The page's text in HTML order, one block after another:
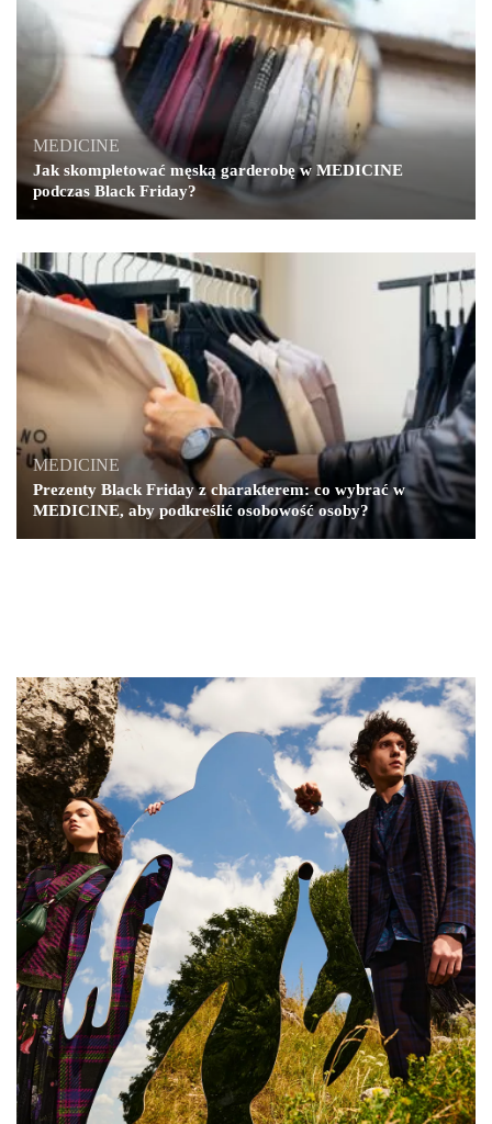
MEDICINE
Jak skompletować męską garderobę w MEDICINE
podczas Black Friday?
MEDICINE
Prezenty Black Friday z charakterem: co wybrać w
MEDICINE, aby podkreślić osobowość osoby?